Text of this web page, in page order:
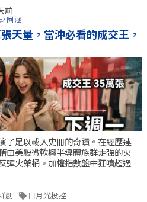
前
阿涵
天量，當沖必看的成交王，
了足以載入史冊的奇蹟。在經歷連
由美股微軟與半導體族群走強的火
彈火藥桶。加權指數盤中狂噴超過
創 日月光投控